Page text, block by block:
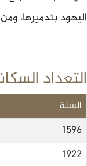
اليهود بتدميرها،
التعداد
السنة
1596
1922